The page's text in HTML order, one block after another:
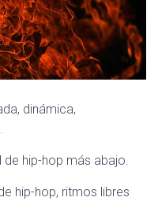
dinámica,
de hip-hop más abajo.
hip-hop, ritmos libres